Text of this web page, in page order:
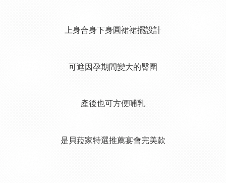
上身合身下身圓裙裙擺設計
可遮因孕期間變大的臀圍
產後也可方便哺乳
是貝菈家特選推薦宴會完美款